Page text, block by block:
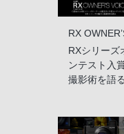
RX
RXシリーズ
ンテスト入
撮影術を語る